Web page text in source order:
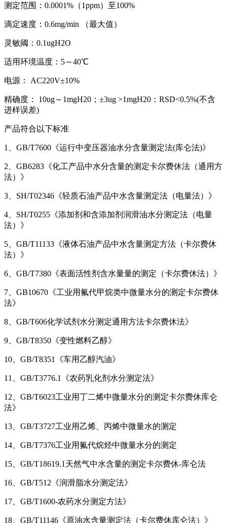
测定范围：0.0001%（1ppm）至100%
滴定速度：0.6mg/min （最大值）
灵敏阈：0.1ugH2O
适用环境温度：5～40℃
电源： AC220V±10%
精确度： 10ug～1mgH20；±3ug >1mgH20：RSD<0.5%(不含
进样误差)
产品符合以下标准
1、GB/T7600《运行中变压器油水分含量测定法(库仑法)》
2、GB6283《化工产品中水分含量的测定卡尔费休法（通用方
法）》
3、SH/T02346《轻质石油产品中水含量测定法（电量法）》
4、SH/T0255《添加剂和含添加剂润滑油水分测定法（电量
法）》
5、GB/T11133《液体石油产品中水含量测定方法（卡尔费休
法）》
6、GB/T7380《表面活性剂含水量量的测定（卡尔费休法）》
7、GB10670《工业用氟代甲烷类中微量水分的测定卡尔费休
法》
8、GB/T606化学试剂水分测定通用方法卡尔费休法》
9、GB/T8350《变性燃料乙醇》
10、GB/T8351《车用乙醇汽油》
11、GB/T3776.1《农药乳化剂水分测定法》
12、GB/T6023工业用丁二烯中微量水分的测定卡尔费休库仑
法》
13、GB/T3727工业用乙烯、丙烯中微量水的测定
14、GB/T7376工业用氟代烷烃中微量水分的测定
15、GB/T18619.1天然气中水含量的测定卡尔费休-库仑法
16、GB/T512《润滑脂水分测定法》
17、GB/T1600-农药水分测定方法》
18、GB/T11146《原油水含量测定法（卡尔费休库仑法）》